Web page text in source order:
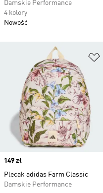
Price
149 zł
Plecak adidas Farm Classic
Damskie Performance
Damskie Performance
4 kolory
Nowość